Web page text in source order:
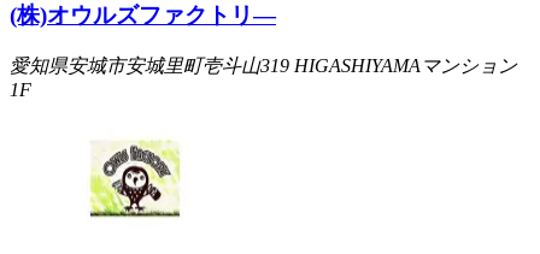
(株)オウルズファクトリ―
愛知県安城市安城里町壱斗山319 HIGASHIYAMAマンション
1F